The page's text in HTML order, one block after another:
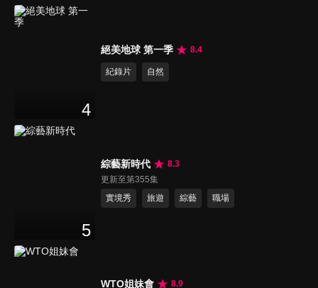
4
絕美地球 第一季 8.4
紀錄片 自然
5
綜藝新時代
8.3
更新至第355集
實境秀
旅遊 綜藝 職場
WTO姐妹會
8.9